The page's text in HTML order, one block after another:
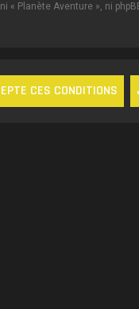
Planète Aventure », ni